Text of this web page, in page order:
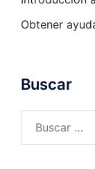
Obtener
Buscar